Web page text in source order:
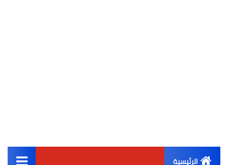
الرئيسية